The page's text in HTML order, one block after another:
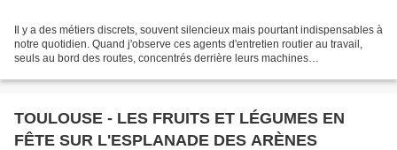
Il y a des métiers discrets, souvent silencieux mais pourtant indispensables à
notre quotidien. Quand j'observe ces agents d'entretien routier au travail,
seuls au bord des routes, concentrés derrière leurs machines
TOULOUSE - LES FRUITS ET LÉGUMES EN
FÊTE SUR L'ESPLANADE DES ARÈNES